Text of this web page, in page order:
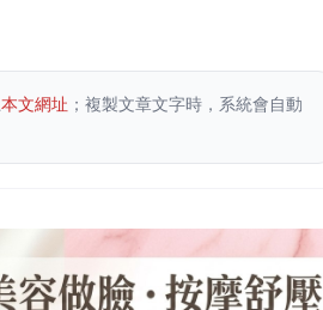
本文網址 ；複製文章文字時，系統會自動